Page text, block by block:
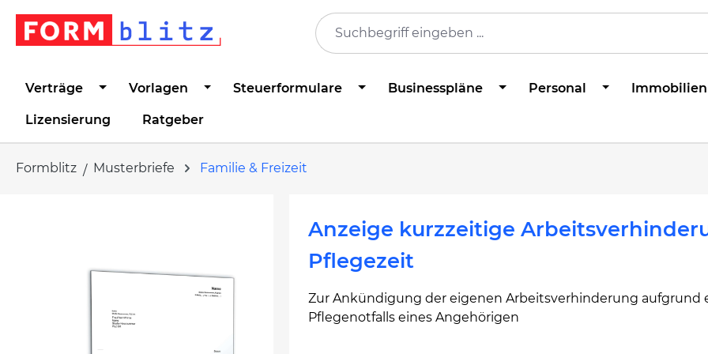
Zur Hauptnavigation springen
Verträge Vorlagen Steuerformulare Businesspläne Personal Immobilien
Lizensierung Ratgeber
Formblitz Musterbriefe Familie & Freizeit
Anzeige kurzzeitige
Pflegezeit
Zur Ankündigung der eigenen Arbeitsverhinderung aufgrund
Pflegenotfalls eines Angehörigen